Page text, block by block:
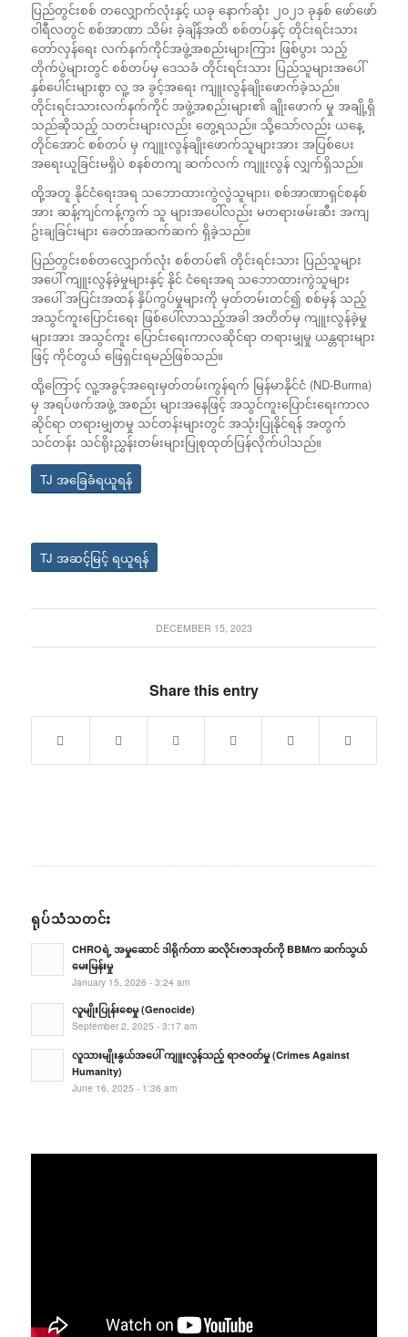
ပြည်တွင်းစစ် တလျှောက်လုံးနှင့် ယခု နောက်ဆုံး ၂၀၂၁ ခုနှစ် ဖော်ဖော်
ဝါရီလတွင် စစ်အာဏာ သိမ်း ခဲ့ချိန်အထိ စစ်တပ်နှင့် တိုင်းရင်းသား
တော်လှန်ရေး လက်နက်ကိုင်အဖွဲ့အစည်းများကြား ဖြစ်ပွား သည့်
တိုက်ပွဲများတွင် စစ်တပ်မှ ဒေသခံ တိုင်းရင်းသား ပြည်သူများအပေါ်
နှစ်ပေါင်းများစွာ လူ့ အ ခွင့်အရေး ကျူးလွန်ချိုးဖောက်ခဲ့သည်။
တိုင်းရင်းသားလက်နက်ကိုင် အဖွဲ့အစည်းများ၏ ချိုးဖောက် မှု အချို့ရှိ
သည်ဆိုသည့် သတင်းများလည်း တွေ့ရသည်။ သို့သော်လည်း ယနေ့
တိုင်အောင် စစ်တပ် မှ ကျူးလွန်ချိုးဖောက်သူများအား အပြစ်ပေး
အရေးယူခြင်းမရှိပဲ စနစ်တကျ ဆက်လက် ကျူးလွန် လျှက်ရှိသည်။
ထို့အတူ နိုင်ငံရေးအရ သဘောထားကွဲလွဲသူများ၊ စစ်အာဏာရှင်စနစ်
အား ဆန့်ကျင်ကန့်ကွက် သူ များအပေါ်လည်း မတရားဖမ်းဆီး အကျ
ဥ်းချခြင်းများ ခေတ်အဆက်ဆက် ရှိခဲ့သည်။
ပြည်တွင်းစစ်တလျှောက်လုံး စစ်တပ်၏ တိုင်းရင်းသား ပြည်သူများ
အပေါ် ကျူးလွန်ခဲ့မှုများနှင့် နိုင် ငံရေးအရ သဘောထားကွဲသူများ
အပေါ် အပြင်းအထန် နှိပ်ကွပ်မှုများကို မှတ်တမ်းတင်၍ စစ်မှန် သည့်
အသွင်ကူးပြောင်းရေး ဖြစ်ပေါ်လာသည့်အခါ အတိတ်မှ ကျူးလွန်ခဲ့မှု
များအား အသွင်ကူး ပြောင်းရေးကာလဆိုင်ရာ တရားမျှမှု ယန္တရားများ
ဖြင့် ကိုင်တွယ် ဖြေရှင်းရမည်ဖြစ်သည်။
ထို့ကြောင့် လူ့အခွင့်အရေးမှတ်တမ်းကွန်ရက် မြန်မာနိုင်ငံ (ND-Burma)
မှ အရပ်ဖက်အဖွဲ့ အစည်း များအနေဖြင့် အသွင်ကူးပြောင်းရေးကာလ
ဆိုင်ရာ တရားမျှတမှု သင်တန်းများတွင် အသုံးပြုနိုင်ရန် အတွက်
သင်တန်း သင်ရိုးညွှန်းတမ်းများပြုစုထုတ်ပြန်လိုက်ပါသည်။
TJ အခြေခံရယူရန်
TJ အဆင့်မြင့် ရယူရန်
DECEMBER 15, 2023
Share this entry
ရုပ်သံသတင်း
CHROရဲ့ အမှုဆောင် ဒါရိုက်တာ ဆလိုင်းဇာအုတ်ကို BBMက ဆက်သွယ်
မေးမြန်းမှု
January 15, 2026 - 3:24 am
လူမျိုးပြုန်းစေမှု (Genocide)
September 2, 2025 - 3:17 am
လူသားမျိုးနွယ်အပေါ် ကျူးလွန်သည့် ရာဇဝတ်မှု (Crimes Against
Humanity)
June 16, 2025 - 1:36 am